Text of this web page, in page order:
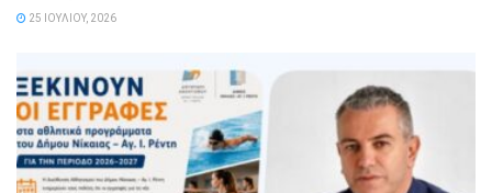
25 ΙΟΥΛΊΟΥ, 2026